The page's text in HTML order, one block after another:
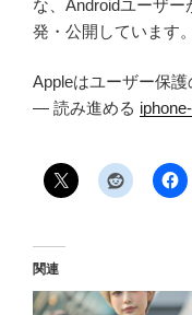
な、Androidユーザー
発・公開しています。
Appleはユーザー保
— 読み進める
関連